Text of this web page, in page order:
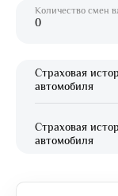
Количество смен
0
Страховая
автомобиля
Страховая
автомобиля